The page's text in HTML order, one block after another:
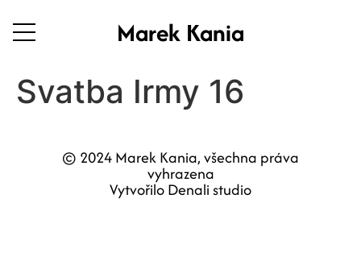
Marek Kania
Svatba Irmy 16
© 2024 Marek Kania, všechna práva
vyhrazena
Vytvořilo Denali studio